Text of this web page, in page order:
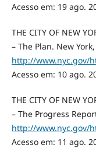
Acesso em: 19 ago.
THE CITY OF NEW
– The Plan. New
http://www.nyc.gov/
Acesso em: 10 ago.
THE CITY OF NEW
– The Progress
http://www.nyc.gov/
Acesso em: 11 ago.